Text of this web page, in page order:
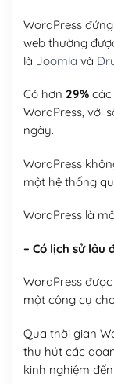
WordPress
web thường
là Joomla và
Có hơn 29%các
WordPress, với
ngày.
WordPress
một hệ thống
WordPress là
– Có lịch sử lâu
WordPress
một công cụ
Qua thời gian
thu hút các
kinh nghiệm